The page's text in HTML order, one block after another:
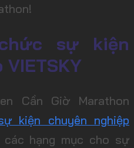
sự kiện
Cần Giờ Marathon
kiện chuyên nghiệp
các hạng mục cho sự